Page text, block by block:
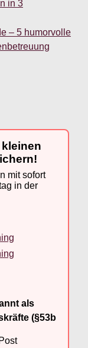
in 3
– 5 humorvolle
mit sofort
in der
als
(§53b